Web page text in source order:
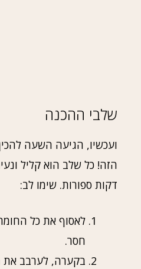
שלבי ההכנה
ועכשיו, הגיעה השעה
הזה! כל שלב הוא קליל
דקות ספורות. שימו לב:
לאסוף את כל
חסר.
בקערה, לערבב את